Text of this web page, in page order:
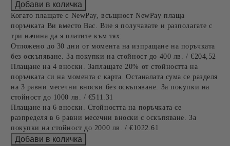
Когато плащате с NewPay, всъщност NewPay плаща
поръчката Ви вместо Вас. Вие я получавате и разполагате с
три начина да я платите към тях:
Отложено до 30 дни от момента на изпращане на поръчката
без оскъпяване. За покупки на стойност до 400 лв. / €204,52
Плащане на 4 вноски. Заплащате 20% от стойността на
поръчката си на момента с карта. Останалата сума се разделя
на 3 равни месечни вноски без оскъпяване. За покупки на
стойност до 1000 лв. / €511.31
Плащане на 6 вноски. Стойността на поръчката се
разпределя в 6 равни месечни вноски с оскъпяване. За
покупки на стойност до 2000 лв. / €1022.61